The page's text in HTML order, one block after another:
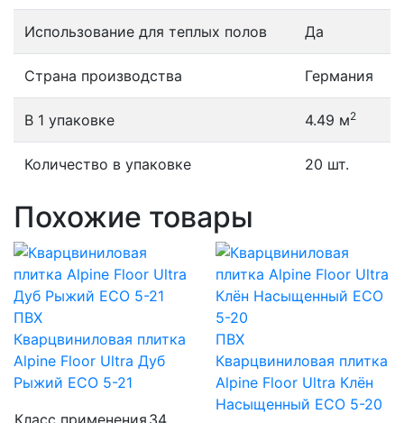
Использование для теплых полов Да
Страна производства Германия
В 1 упаковке 4.49 м2
Количество в упаковке 20 шт.
Похожие товары
ПВХ
Кварцвиниловая плитка
Alpine Floor Ultra Дуб
Рыжий ECO 5-21
Класс применения 34
ПВХ
Кварцвиниловая плитка
Alpine Floor Ultra Клён
Насыщенный ECO 5-20